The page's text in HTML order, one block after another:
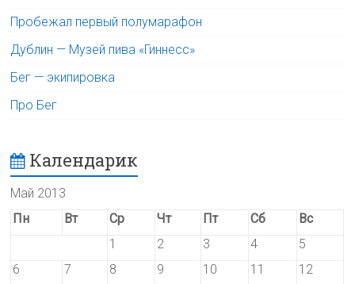
Пробежал первый полумарафон
Дублин — Музей пива «Гиннесс»
Бег — экипировка
Про Бег
Календарик
Май 2013
Пн
Вт Ср Чт Пт Сб
Вс
1
2 3 4
5
6
7 8 9 10 11
12